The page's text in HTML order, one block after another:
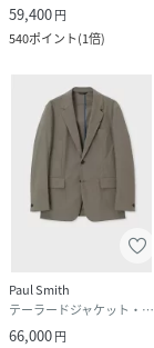
59,400円
540ポイント(1倍)
Paul Smith
テーラードジャケット・ブレザー
66,000円